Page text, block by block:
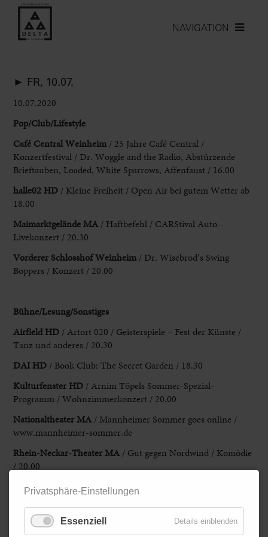
NAVIGATION
► FR, 10.07.
10.07.2020
Pop/Club/Lifestyle
Café Central Weinheim / 25 Jahre Café Central /
Konzertfestival / Dr. Woggle and the Radio, Abstürzende
Brieftauben, Loaded, White Sparrows, Affenfaust / 16.00
halle02 HD / Kleine Freiheit / Open Air bei gutem Wetter ab
18.00
Maimarktgelände MA / Haftbefehl / CARStival Auto-
Livekonzert / 20.30
Vorderer Schlosshof Weinheim / Dr. Wisebrod’s Swing
Boppers / Konzert / 20.00
Bühne/Lesung/Sonstiges
Airfield HD / Artort 020 / Geisterspiele – Fest der Künste /
Tanz und anderes / 20.30
DAI HD / Book Club: The Secret Garden / 18.30
Kulturfenster HD / Arnim Töpels Sommer-Spezial-
Programm / Wohnzimmerkonzert / 20.00
Nationaltheater MA / Mannheimer Sommer goes online /
www.mannheimer-sommer.de
Rhein-Neckar-Theater MA / Gut gegen Nordwind / Komödie
/ 20.00
Zimmertheater HD/ Die Niere / Komödie / 20.00
Kinder/Familie/Spaß
Privatsphäre-Einstellungen
Essenziell Details einblenden